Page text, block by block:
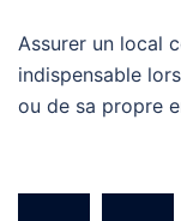
Assurer un local
indispensable
ou de sa propre